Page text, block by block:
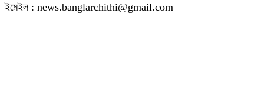
ইমেইল : news.banglarchithi@gmail.com